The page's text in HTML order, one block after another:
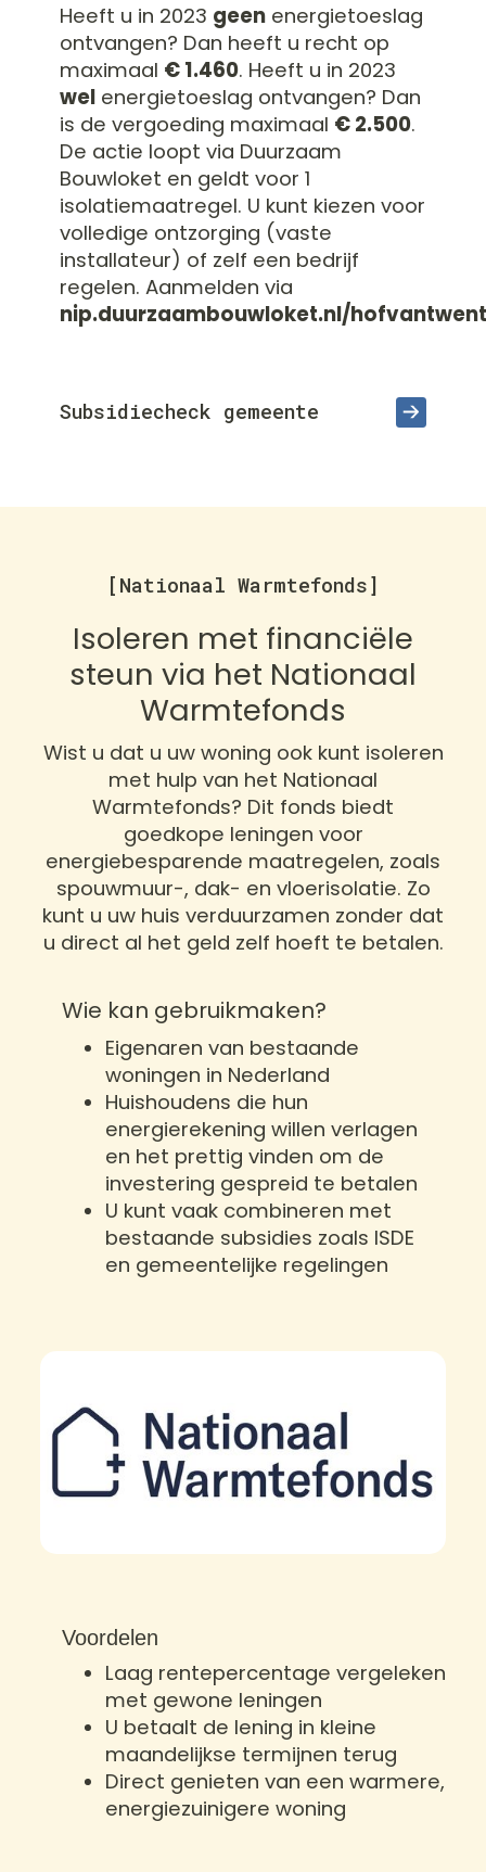
Heeft u in 2023 geen energietoeslag
ontvangen? Dan heeft u recht op
maximaal € 1.460. Heeft u in 2023
wel energietoeslag ontvangen? Dan
is de vergoeding maximaal € 2.500.
De actie loopt via Duurzaam
Bouwloket en geldt voor 1
isolatiemaatregel. U kunt kiezen voor
volledige ontzorging (vaste
installateur) of zelf een bedrijf
regelen. Aanmelden via
nip.duurzaambouwloket.nl/
Subsidiecheck gemeente
[Nationaal Warmtefonds]
Isoleren met financiële
steun via het Nationaal
Warmtefonds
Wist u dat u uw woning ook kunt isoleren
met hulp van het Nationaal
Warmtefonds? Dit fonds biedt
goedkope leningen voor
energiebesparende maatregelen, zoals
spouwmuur-, dak- en vloerisolatie. Zo
kunt u uw huis verduurzamen zonder dat
u direct al het geld zelf hoeft te betalen.
Wie kan gebruikmaken?
Eigenaren van bestaande
woningen in Nederland
Huishoudens die hun
energierekening willen verlagen
en het prettig vinden om de
investering gespreid te betalen
U kunt vaak combineren met
bestaande subsidies zoals ISDE
en gemeentelijke regelingen
Voordelen
Laag rentepercentage vergeleken
met gewone leningen
U betaalt de lening in kleine
maandelijkse termijnen terug
Direct genieten van een warmere,
energiezuinigere woning